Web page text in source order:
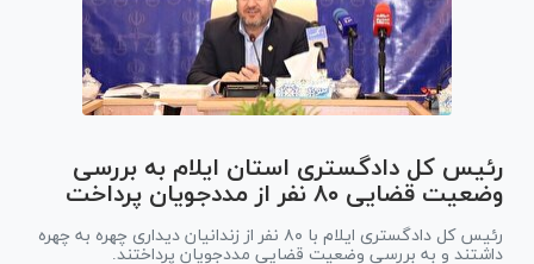
رئیس کل دادگستری استان ایلام به بررسی
وضعیت قضایی ۸۰ نفر از مددجویان پرداخت
رئیس کل دادگستری ایلام با ۸۰ نفر از زندانیان دیداری چهره به چهره
داشتند و به بررسی وضعیت قضایی مددجویان پرداختند.